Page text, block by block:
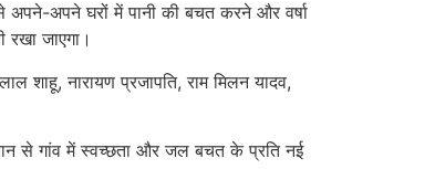
अपने-अपने घरों में पानी की बचत करने और वर्षा
जाएगा।
शाहू, नारायण प्रजापति, राम मिलन यादव,
से गांव में स्वच्छता और जल बचत के प्रति नई